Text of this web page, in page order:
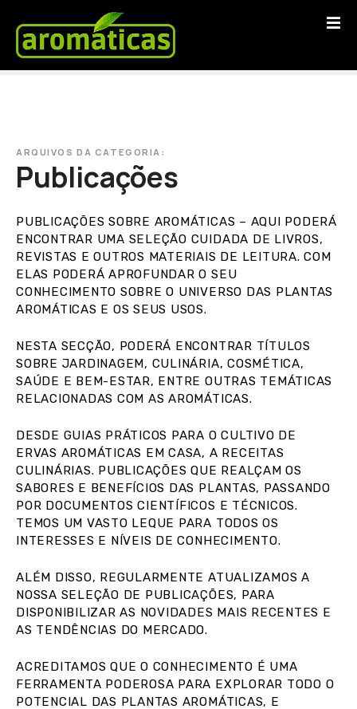
ARQUIVOS DA CATEGORIA:
Publicações
PUBLICAÇÕES SOBRE AROMÁTICAS – AQUI PODERÁ
ENCONTRAR UMA SELEÇÃO CUIDADA DE LIVROS,
REVISTAS E OUTROS MATERIAIS DE LEITURA. COM
ELAS PODERÁ APROFUNDAR O SEU
CONHECIMENTO SOBRE O UNIVERSO DAS PLANTAS
AROMÁTICAS E OS SEUS USOS.
NESTA SECÇÃO, PODERÁ ENCONTRAR TÍTULOS
SOBRE JARDINAGEM, CULINÁRIA, COSMÉTICA,
SAÚDE E BEM-ESTAR, ENTRE OUTRAS TEMÁTICAS
RELACIONADAS COM AS AROMÁTICAS.
DESDE GUIAS PRÁTICOS PARA O CULTIVO DE
ERVAS AROMÁTICAS EM CASA, A RECEITAS
CULINÁRIAS. PUBLICAÇÕES QUE REALÇAM OS
SABORES E BENEFÍCIOS DAS PLANTAS, PASSANDO
POR DOCUMENTOS CIENTÍFICOS E TÉCNICOS.
TEMOS UM VASTO LEQUE PARA TODOS OS
INTERESSES E NÍVEIS DE CONHECIMENTO.
ALÉM DISSO, REGULARMENTE ATUALIZAMOS A
NOSSA SELEÇÃO DE PUBLICAÇÕES, PARA
DISPONIBILIZAR AS NOVIDADES MAIS RECENTES E
AS TENDÊNCIAS DO MERCADO.
ACREDITAMOS QUE O CONHECIMENTO É UMA
FERRAMENTA PODEROSA PARA EXPLORAR TODO O
POTENCIAL DAS PLANTAS AROMÁTICAS, E